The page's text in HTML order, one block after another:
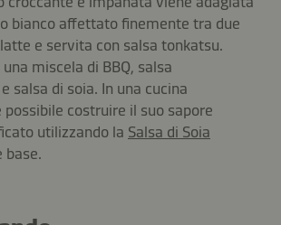
bianco affettato finemente tra due
e servita con salsa tonkatsu.
miscela di BBQ, salsa
salsa di soia. In una cucina
possibile costruire il suo sapore
utilizzando la Salsa di Soia
base.